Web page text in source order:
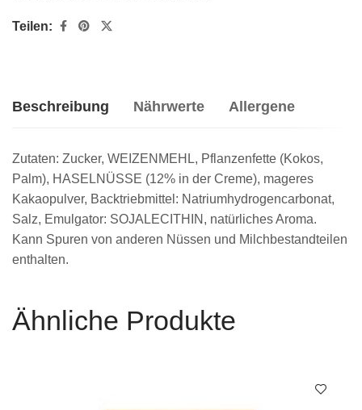
Teilen:
Beschreibung Nährwerte Allergene
Zutaten: Zucker, WEIZENMEHL, Pflanzenfette (Kokos,
Palm), HASELNÜSSE (12% in der Creme), mageres
Kakaopulver, Backtriebmittel: Natriumhydrogencarbonat,
Salz, Emulgator: SOJALECITHIN, natürliches Aroma.
Kann Spuren von anderen Nüssen und Milchbestandteilen
enthalten.
Ähnliche Produkte